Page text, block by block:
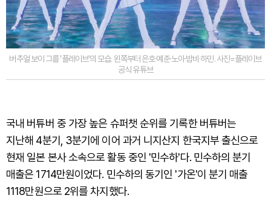
버추얼 보이 그룹 '플레이브'의 모습. 왼쪽부터 은호·예준·노아·밤비·하민. 사진=플레이브
공식 유튜브
국내 버튜버 중 가장 높은 슈퍼챗 순위를 기록한 버튜버는
지난해 4분기, 3분기에 이어 과거 니지산지 한국지부 출신으로
현재 일본 본사 소속으로 활동 중인 '민수하'다. 민수하의 분기
매출은 1714만원이었다. 민수하의 동기인 '가온'이 분기 매출
1118만원으로 2위를 차지했다.